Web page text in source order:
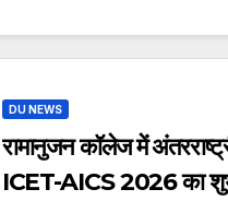
DU NEWS
रामानुजन कॉलेज में
ICET-AICS 2026 का